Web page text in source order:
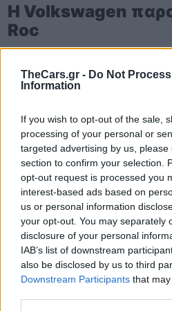
TheCars.gr - Do Not
Information
If you wish to opt-out of the sale,
processing of your personal or
targeted advertising by us,
section to confirm your selection.
opt-out request is processed you
interest-based ads based on
us or personal information
your opt-out. You may separately
disclosure of your personal
IAB’s list of downstream
also be disclosed by us to third
Downstream Participants that
Η Volkswagen
Roc